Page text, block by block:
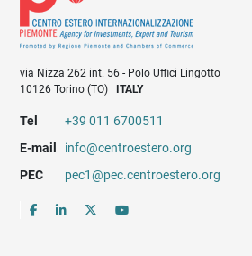
via Nizza 262 int. 56 - Polo Uffici Lingotto
10126 Torino (TO) |
ITALY
Tel
+39 011 6700511
E-mail
info@centroestero.org
PEC
pec1@pec.centroestero.org